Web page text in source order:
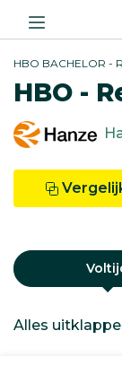
HBO BACHELOR -
HBO -
Alles